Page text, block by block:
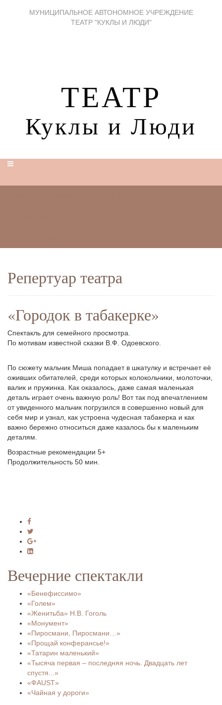
МУНИЦИПАЛЬНОЕ АВТОНОМНОЕ УЧРЕЖДЕНИЕ
ТЕАТР "КУКЛЫ И ЛЮДИ"
ТЕАТР
Куклы и Люди
Репертуар театра
«Городок в табакерке»
Спектакль для семейного просмотра.
По мотивам известной сказки В.Ф. Одоевского.
По сюжету мальчик Миша попадает в шкатулку и встречает её
оживших обитателей, среди которых колокольчики, молоточки,
валик и пружинка. Как оказалось, даже самая маленькая
деталь играет очень важную роль! Вот так под впечатлением
от увиденного мальчик погрузился в совершенно новый для
себя мир и узнал, как устроена чудесная табакерка и как
важно бережно относиться даже казалось бы к маленьким
деталям.
Возрастные рекомендации 5+
Продолжительность 50 мин.
Вечерние спектакли
«Бенефиссимо»
«Голем»
«Женитьба» Н.В. Гоголь
«Монумент»
«Пиросмани, Пиросмани…»
«Прощай конферансье!»
«Татарин маленький»
«Тысяча первая – последняя ночь. Двадцать лет
спустя...»
«ФAUST»
«Чайная у дороги»